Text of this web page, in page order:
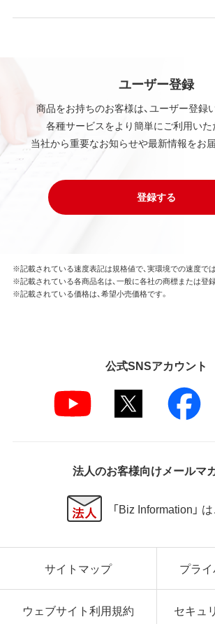
ユーザー登録
商品をお持ちのお客様は、ユーザー登録
各種サービスをより簡単にご利用いた
当社から重要なお知らせや最新情報をお
登録する
※記載されている速度表記は規格値で、実環境での速度で
※記載されている各商品名は、一般に各社の商標または登録
※記載されている価格は、希望小売価格です。
公式SNSアカウント
法人のお客様向けメールマ
「Biz Information」
サイトマップ プラ
ウェブサイト利用規約 セキュ